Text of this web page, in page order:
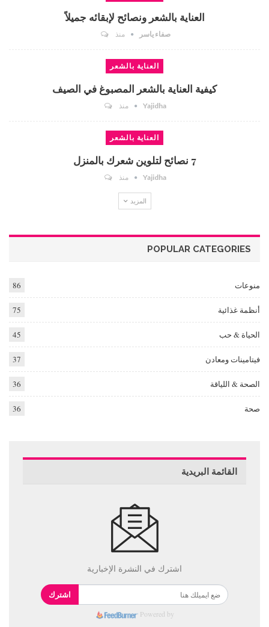
العناية بالشعر ونصائح لإبقائه جميلاً
صفاء ياسر منذ
العناية بالشعر
كيفية العناية بالشعر المصبوغ في الصيف
Yajidha منذ
العناية بالشعر
7 نصائح لتلوين شعرك بالمنزل
Yajidha منذ
المزيد
POPULAR CATEGORIES
منوعات 86
أنظمة غذائية 75
الحياة & حب 45
فيتامينات ومعادن 37
الصحة & اللياقة 36
صحة 36
القائمة البريدية
اشترك في النشرة الإخبارية
اشترك
Powered by